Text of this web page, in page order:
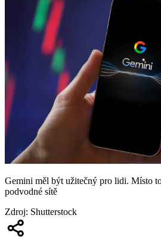
Gemini měl být užitečný pro lidi. Místo
podvodné sítě
Zdroj: Shutterstock